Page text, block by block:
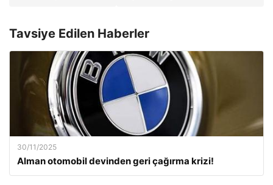
Tavsiye Edilen Haberler
30/11/2025
Alman otomobil devinden geri çağırma krizi!